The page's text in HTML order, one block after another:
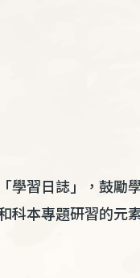
學習日誌」，鼓勵
科本專題研習的元